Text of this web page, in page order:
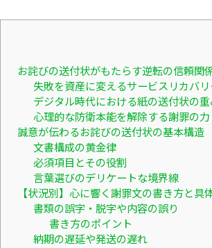
お詫びの送付状がもたらす逆転の信頼関
失敗を資産に変えるサービスリカバ
デジタル時代における紙の送付状の
心理的な防衛本能を解除する謝罪の力
誠意が伝わるお詫びの送付状の基本構造
文書構成の黄金律
必須項目とその役割
言葉選びのデリケートな境界線
【状況別】心に響く謝罪文の書き方と具
書類の誤字・脱字や内容の誤り
書き方のポイント
納期の遅延や発送の遅れ